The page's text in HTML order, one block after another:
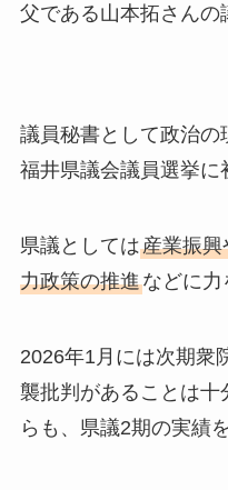
父である山本拓さんの
議員秘書として政治
福井県議会議員選挙に
県議としては産業振興
力政策の推進などに力
2026年1月には次期衆
襲批判があることは
らも、県議2期の実績